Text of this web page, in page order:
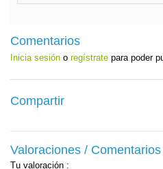
Comentarios
Inicia sesión o regístrate para poder
Compartir
Valoraciones / Comentarios
Tu valoración :